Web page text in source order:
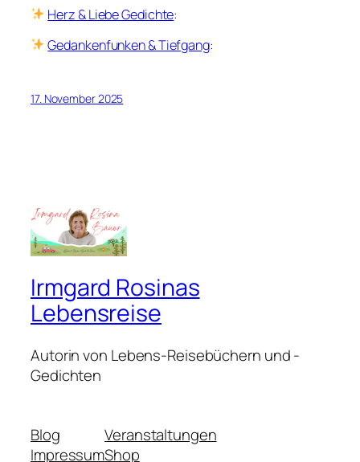
Herz & Liebe Gedichte:
Gedankenfunken & Tiefgang:
17. November 2025
Irmgard Rosinas
Lebensreise
Autorin von Lebens-Reisebüchern und -
Gedichten
Blog
Impressum
Veranstaltungen
Shop